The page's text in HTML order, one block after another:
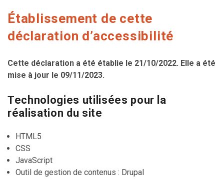
Établissement de cette
déclaration d’accessibilité
Cette déclaration a été établie le 21/10/2022. Elle a été
mise à jour le 09/11/2023.
Technologies utilisées pour la
réalisation du site
HTML5
CSS
JavaScript
Outil de gestion de contenus : Drupal